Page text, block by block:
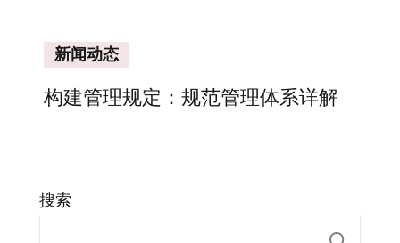
新闻动态
构建管理规定：规范管理体系详解
搜索